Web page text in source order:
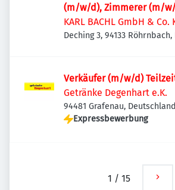
(m/w/d), Zimmerer (m/
(m/w/d)
KARL BACHL GmbH & Co.
Deching 3, 94133
Verkäufer (m/w/d)
Getränke Degenhart e.K.
94481 Grafenau, Deutschland
Expressbewerbung
1 / 15